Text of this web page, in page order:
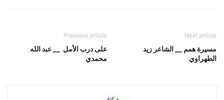
Previous article
على درب الأمل __ عبد الله
محمدي
Next article
مسيرة همم __ الشاعر زيد
الطهراوي